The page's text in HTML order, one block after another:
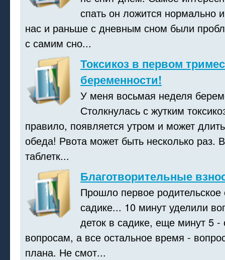
спать он ложится нормально
нас и раньше с дневным сном были
с самим сно...
Токсикоз в первом
беременности!
У меня восьмая неделя
Столкнулась с жутким
правило, появляется утром и может
обеда! Рвота может быть несколько раз.
таблетк...
Благотворительные
Прошло первое родительское
садике... 10 минут уделили
деток в садике, еще минут 5 -
вопросам, а все остальное время -
плана. Не смот...